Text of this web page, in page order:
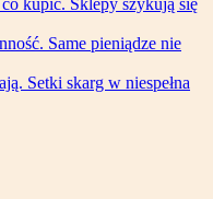
kupić. Sklepy szykują się
Same pieniądze nie
Setki skarg w niespełna